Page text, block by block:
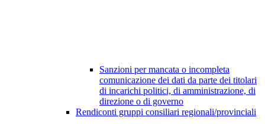
Sanzioni per mancata o incompleta
comunicazione dei dati da parte dei titolari
di incarichi politici, di amministrazione, di
direzione o di governo
Rendiconti gruppi consiliari regionali/provinciali